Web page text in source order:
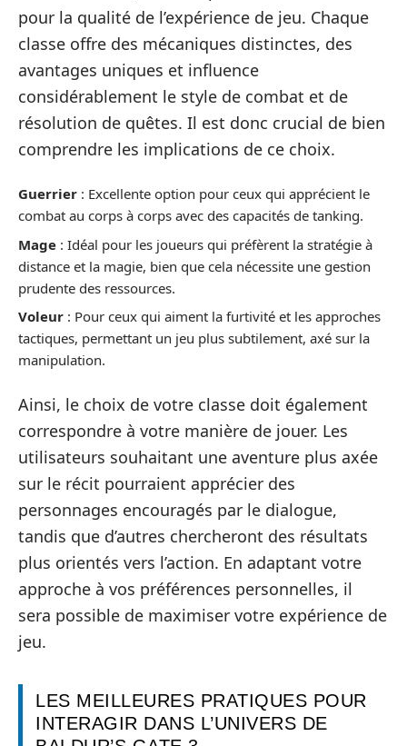
pour la qualité de l’expérience de jeu. Chaque
classe offre des mécaniques distinctes, des
avantages uniques et influence
considérablement le style de combat et de
résolution de quêtes. Il est donc crucial de bien
comprendre les implications de ce choix.
Guerrier : Excellente option pour ceux qui apprécient le
combat au corps à corps avec des capacités de tanking.
Mage : Idéal pour les joueurs qui préfèrent la stratégie à
distance et la magie, bien que cela nécessite une gestion
prudente des ressources.
Voleur : Pour ceux qui aiment la furtivité et les approches
tactiques, permettant un jeu plus subtilement, axé sur la
manipulation.
Ainsi, le choix de votre classe doit également
correspondre à votre manière de jouer. Les
utilisateurs souhaitant une aventure plus axée
sur le récit pourraient apprécier des
personnages encouragés par le dialogue,
tandis que d’autres chercheront des résultats
plus orientés vers l’action. En adaptant votre
approche à vos préférences personnelles, il
sera possible de maximiser votre expérience de
jeu.
LES MEILLEURES PRATIQUES POUR
INTERAGIR DANS L’UNIVERS DE